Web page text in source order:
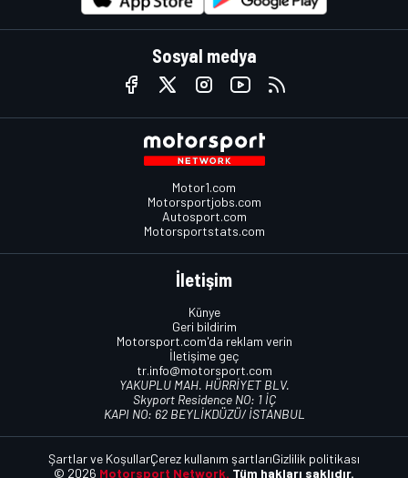
Sosyal medya
Motor1.com
Motorsportjobs.com
Autosport.com
Motorsportstats.com
İletişim
Künye
Geri bildirim
Motorsport.com'da reklam verin
İletişime geç
tr.info@motorsport.com
YAKUPLU MAH. HÜRRİYET BLV.
Skyport Residence NO: 1 İÇ
KAPI NO: 62 BEYLİKDÜZÜ/ İSTANBUL
© 2026 Motorsport Network. Tüm hakları saklıdır.
Şartlar ve KoşullarÇerez kullanım şartlarıGizlilik politikası